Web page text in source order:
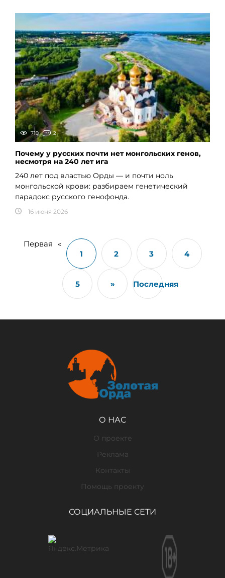
719 2
Почему у русских почти нет монгольских генов,
несмотря на 240 лет ига
240 лет под властью Орды — и почти ноль
монгольской крови: разбираем генетический
парадокс русского генофонда.
16 июня 2026
Первая
«
1
2 3 4
5 » Последняя
О НАС
О проекте
Реклама
Контакты
Помощь проекту
СОЦИАЛЬНЫЕ СЕТИ